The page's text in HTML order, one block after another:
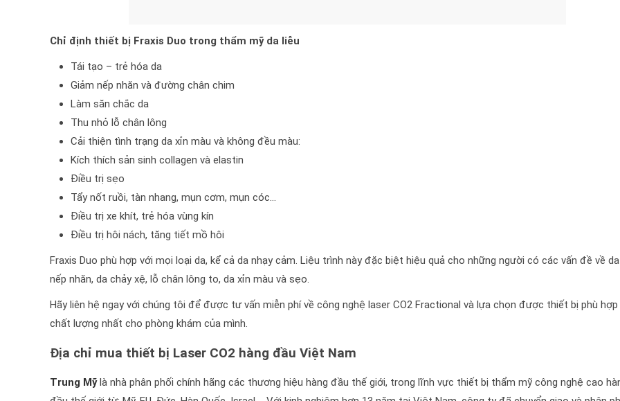
Chỉ định thiết bị Fraxis Duo trong thẩm mỹ da liễu
Tái tạo – trẻ hóa da
Giảm nếp nhăn và đường chân chim
Làm săn chắc da
Thu nhỏ lỗ chân lông
Cải thiện tình trạng da xỉn màu và không đều màu:
Kích thích sản sinh collagen và elastin
Điều trị sẹo
Tẩy nốt ruồi, tàn nhang, mụn cơm, mụn cóc…
Điều trị xe khít, trẻ hóa vùng kín
Điều trị hôi nách, tăng tiết mồ hôi
Fraxis Duo phù hợp với mọi loại da, kể cả da nhạy cảm. Liệu trình này đặc biệt hiệu quả cho những người có các vấn đề về
nếp nhăn, da chảy xệ, lỗ chân lông to, da xỉn màu và sẹo.
Hãy liên hệ ngay với chúng tôi để được tư vấn miễn phí về công nghệ laser CO2 Fractional và lựa chọn được thiết bị phù hợp
chất lượng nhất cho phòng khám của mình.
Địa chỉ mua thiết bị Laser CO2 hàng đầu Việt Nam
Trung Mỹlà nhà phân phối chính hãng các thương hiệu hàng đầu thế giới, trong lĩnh vực thiết bị thẩm mỹ công nghệ cao